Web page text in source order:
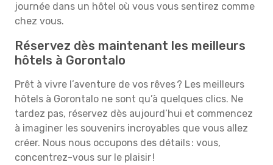
journée dans un hôtel où vous vous sentirez comme
chez vous.
Réservez dès maintenant les meilleurs
hôtels à Gorontalo
Prêt à vivre l’aventure de vos rêves ? Les meilleurs
hôtels à Gorontalo ne sont qu’à quelques clics. Ne
tardez pas, réservez dès aujourd’hui et commencez
à imaginer les souvenirs incroyables que vous allez
créer. Nous nous occupons des détails : vous,
concentrez-vous sur le plaisir !